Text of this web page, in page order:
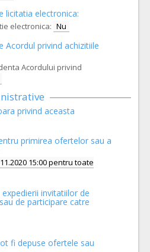
licitatia electronica:
electronica: Nu
Acordul privind achizitiile
Acordului privind
privind aceasta
primirea ofertelor sau a
15:00 pentru toate
invitatiilor de
de participare catre
fi depuse ofertele sau